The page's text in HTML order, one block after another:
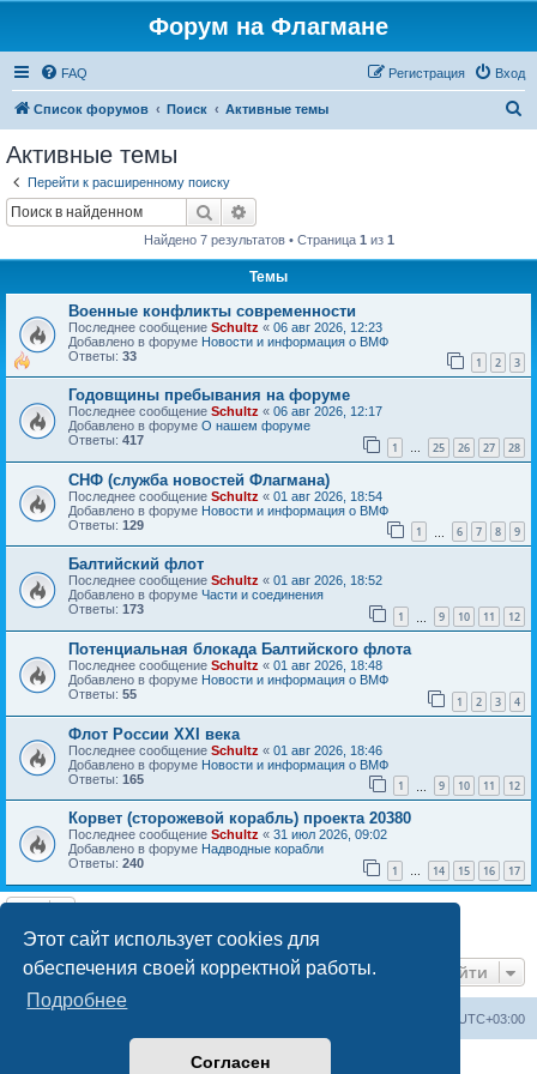
Этот сайт использует cookies для
обеспечения своей корректной работы.
Подробнее
Согласен
Форум на Флагмане
FAQ Вход
Регистрация
Список форумов Поиск Активные темы
Активные темы
Перейти к расширенному поиску
Поиск
Найдено 7 результатов • Страница 1 из 1
Темы
Военные конфликты современности
Последнее сообщение Schultz « 06 авг 2026, 12:23
Добавлено в форуме Новости и информация о ВМФ
Ответы: 33 1 2 3
Годовщины пребывания на форуме
Последнее сообщение Schultz « 06 авг 2026, 12:17
Добавлено в форуме О нашем форуме
Ответы: 417 1 … 25 26 27 28
СНФ (служба новостей Флагмана)
Последнее сообщение Schultz « 01 авг 2026, 18:54
Добавлено в форуме Новости и информация о ВМФ
Ответы: 129 1 6 7 8 9
Балтийский флот
Последнее сообщение Schultz « 01 авг 2026, 18:52
Добавлено в форуме Части и соединения
Ответы: 173 1 9 10 11 12
Потенциальная блокада Балтийского флота
Последнее сообщение Schultz « 01 авг 2026, 18:48
Добавлено в форуме Новости и информация о ВМФ
Ответы: 55 1 2 3 4
Флот России ХХI века
Последнее сообщение Schultz « 01 авг 2026, 18:46
Добавлено в форуме Новости и информация о ВМФ
Ответы: 165 1 9 10 11 12
Корвет (сторожевой корабль) проекта 20380
Последнее сообщение Schultz « 31 июл 2026, 09:02
Добавлено в форуме Надводные корабли
Ответы: 240 1 … 14 15 16 17
Найдено 7 результатов • Страница
Перейти
UTC+03:00
Создано на основеphpBB® Forum Software © phpBB Limited